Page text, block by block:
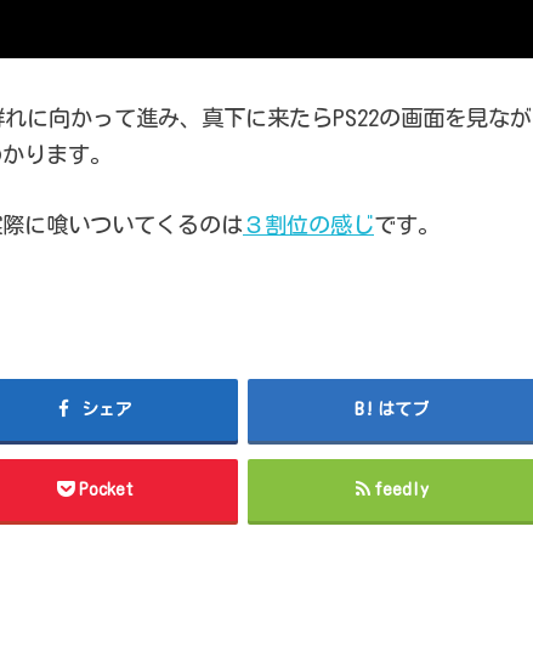
に向かって進み、真下に来たらPS22の画面を見なが
ります。
に喰いついてくるのは ３割位の感じです。
シェア はてブ
Pocket feedly